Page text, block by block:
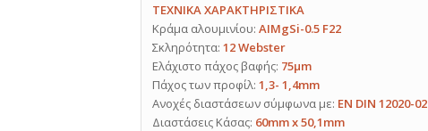
ΤΕΧΝΙΚΑ ΧΑΡΑΚΤΗΡΙΣΤΙΚΑ
Κράμα αλουμινίου: AIMgSi-0.5 F22
Σκληρότητα: 12 Webster
Ελάχιστο πάχος βαφής: 75μm
Πάχος των προφίλ: 1,3- 1,4mm
Ανοχές διαστάσεων σύμφωνα με: EN DIN 12020-02
Διαστάσεις Κάσας: 60mm x 50,1mm